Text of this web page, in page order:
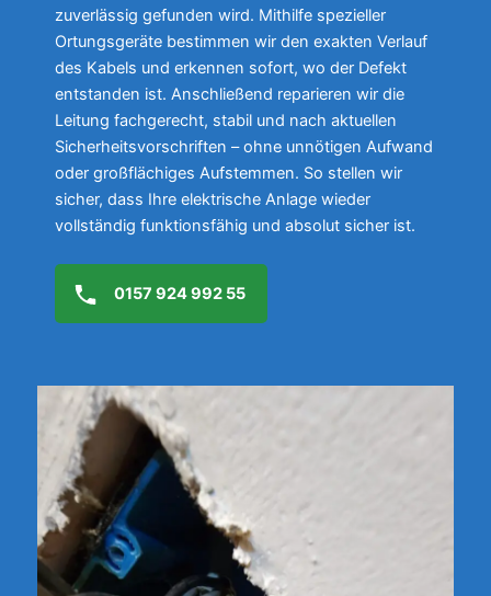
zuverlässig gefunden wird. Mithilfe spezieller
Ortungsgeräte bestimmen wir den exakten Verlauf
des Kabels und erkennen sofort, wo der Defekt
entstanden ist. Anschließend reparieren wir die
Leitung fachgerecht, stabil und nach aktuellen
Sicherheitsvorschriften – ohne unnötigen Aufwand
oder großflächiges Aufstemmen. So stellen wir
sicher, dass Ihre elektrische Anlage wieder
vollständig funktionsfähig und absolut sicher ist.
0157 924 992 55